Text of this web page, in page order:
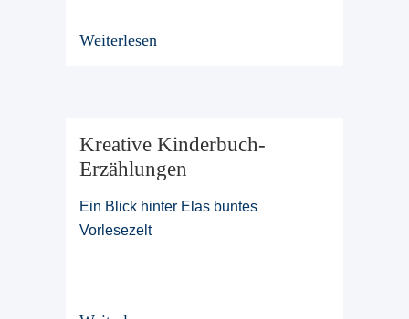
Weiterlesen
Kreative Kinderbuch-
Erzählungen
Ein Blick hinter Elas buntes
Vorlesezelt